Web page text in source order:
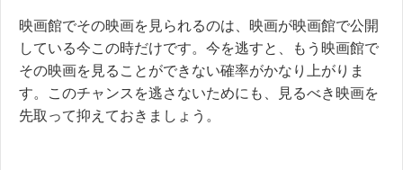
映画館でその映画を見られるのは、映画が映画館で公開
している今この時だけです。今を逃すと、もう映画館で
その映画を見ることができない確率がかなり上がりま
す。このチャンスを逃さないためにも、見るべき映画を
先取って抑えておきましょう。